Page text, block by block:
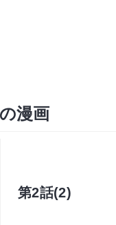
漫画
第2話(2)